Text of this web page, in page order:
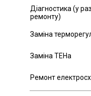
Діагностика (у
ремонту)
Заміна
Заміна ТЕНа
Ремонт